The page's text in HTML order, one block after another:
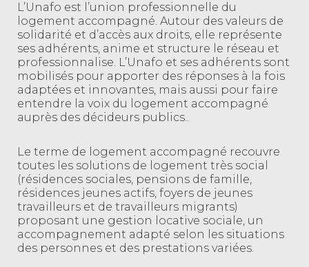
L’Unafo est l’union professionnelle du
logement accompagné. Autour des valeurs de
solidarité et d’accès aux droits, elle représente
ses adhérents, anime et structure le réseau et
professionnalise. L’Unafo et ses adhérents sont
mobilisés pour apporter des réponses à la fois
adaptées et innovantes, mais aussi pour faire
entendre la voix du logement accompagné
auprès des décideurs publics..
Le terme de logement accompagné recouvre
toutes les solutions de logement très social
(résidences sociales, pensions de famille,
résidences jeunes actifs, foyers de jeunes
travailleurs et de travailleurs migrants)
proposant une gestion locative sociale, un
accompagnement adapté selon les situations
des personnes et des prestations variées.